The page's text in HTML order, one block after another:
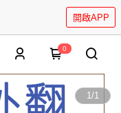
開啟APP
0
1/1